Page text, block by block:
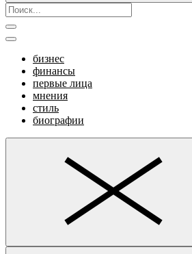
бизнес
финансы
первые лица
мнения
стиль
биографии